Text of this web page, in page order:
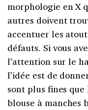
morphologie en X
autres doivent
accentuer les
défauts. Si vous
l’attention sur le
l’idée est de
sont plus fines que
blouse à manches